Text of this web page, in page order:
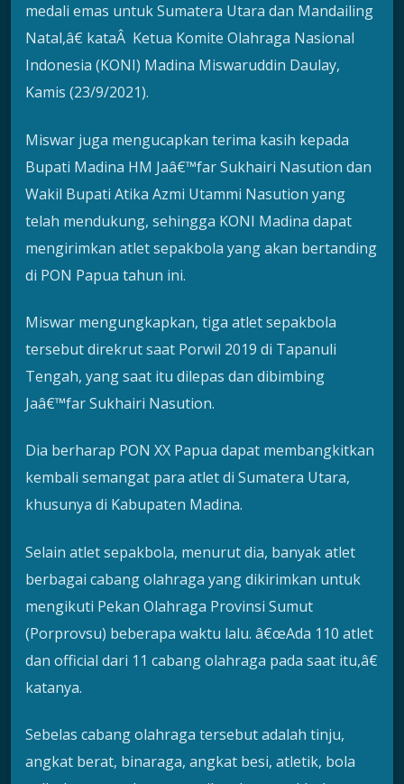
medali emas untuk Sumatera Utara dan Mandailing
Natal,â€ kataÂ Ketua Komite Olahraga Nasional
Indonesia (KONI) Madina Miswaruddin Daulay,
Kamis (23/9/2021).
Miswar juga mengucapkan terima kasih kepada
Bupati Madina HM Jaâ€™far Sukhairi Nasution dan
Wakil Bupati Atika Azmi Utammi Nasution yang
telah mendukung, sehingga KONI Madina dapat
mengirimkan atlet sepakbola yang akan bertanding
di PON Papua tahun ini.
Miswar mengungkapkan, tiga atlet sepakbola
tersebut direkrut saat Porwil 2019 di Tapanuli
Tengah, yang saat itu dilepas dan dibimbing
Jaâ€™far Sukhairi Nasution.
Dia berharap PON XX Papua dapat membangkitkan
kembali semangat para atlet di Sumatera Utara,
khusunya di Kabupaten Madina.
Selain atlet sepakbola, menurut dia, banyak atlet
berbagai cabang olahraga yang dikirimkan untuk
mengikuti Pekan Olahraga Provinsi Sumut
(Porprovsu) beberapa waktu lalu. â€œAda 110 atlet
dan official dari 11 cabang olahraga pada saat itu,â€
katanya.
Sebelas cabang olahraga tersebut adalah tinju,
angkat berat, binaraga, angkat besi, atletik, bola